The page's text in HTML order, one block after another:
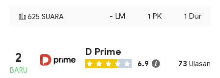
625 SUARA - LM 1 PK 1 Dur
2
BARU
D Prime
6.9 73 Ulasan